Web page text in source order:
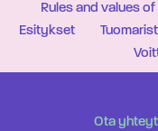
Rules and values
Esitykset
Ota